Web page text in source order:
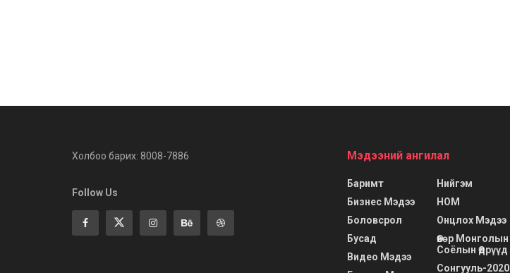
Холбоо барих: 8008-7886
Follow Us
Мэдээний ангилал
Баримт
Бизнес Мэдээ
Боловсрол
Бусад
Видео Мэдээ
Нийгэм
НОМ
Онцлох Мэдээ
Өвөр Монголын
Соёлын Өдрүүд
Сонгууль-2020